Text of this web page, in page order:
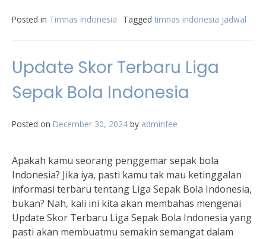
Posted in Timnas Indonesia Tagged timnas indonesia jadwal
Update Skor Terbaru Liga
Sepak Bola Indonesia
Posted on December 30, 2024 by adminfee
Apakah kamu seorang penggemar sepak bola
Indonesia? Jika iya, pasti kamu tak mau ketinggalan
informasi terbaru tentang Liga Sepak Bola Indonesia,
bukan? Nah, kali ini kita akan membahas mengenai
Update Skor Terbaru Liga Sepak Bola Indonesia yang
pasti akan membuatmu semakin semangat dalam